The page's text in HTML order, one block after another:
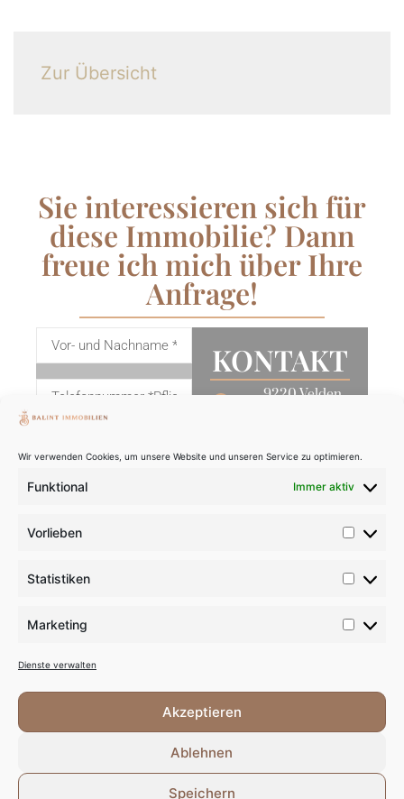
Wir verwenden Cookies, um unsere Website und unseren Service zu optimieren.
Funktional Immer aktiv
Vorlieben
Statistiken
Marketing
Dienste verwalten
Akzeptieren
Ablehnen
Speichern
Zur Übersicht
Sie interessieren sich für
diese Immobilie? Dann
freue ich mich über Ihre
Anfrage!
ABSENDEN
KONTAKT
9220 Velden
1883
office@balint-
FACEBOOK